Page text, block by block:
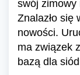
swój zimowy
Znalazło się
nowości.
ma związek
bazą dla